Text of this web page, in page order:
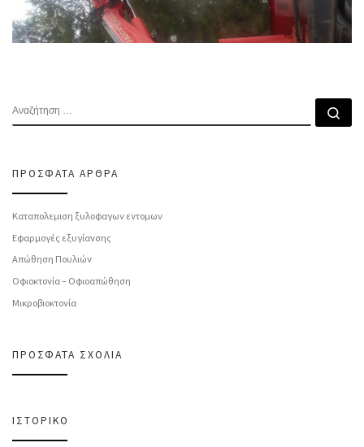
ΑΝΑΖΉΤΗΣΗ
ΠΡΌΣΦΑΤΑ ΆΡΘΡΑ
Καταπολεμιση ξυλοφαγων εντομων
Εφαρμογές εξυγίανσης
Απώθηση Πουλιών
Οφιοκτονία – Οφιοαπώθηση
Μικροβιοκτονία
ΠΡΌΣΦΑΤΑ ΣΧΌΛΙΑ
ΙΣΤΟΡΙΚΌ